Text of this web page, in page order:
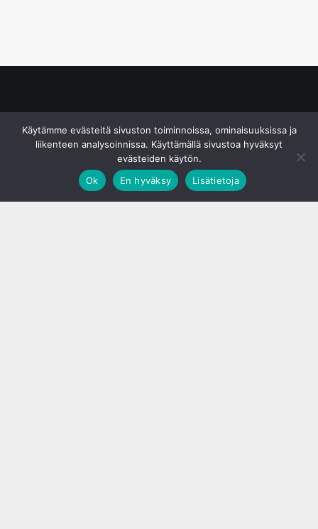
Käytämme evästeitä sivuston toiminnoissa, ominaisuuksissa ja
liikenteen analysoinnissa. Käyttämällä sivustoa hyväksyt
evästeiden käytön.
Ok
En hyväksy Lisätietoja